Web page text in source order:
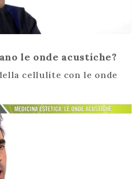
le onde acustiche?
cellulite con le onde